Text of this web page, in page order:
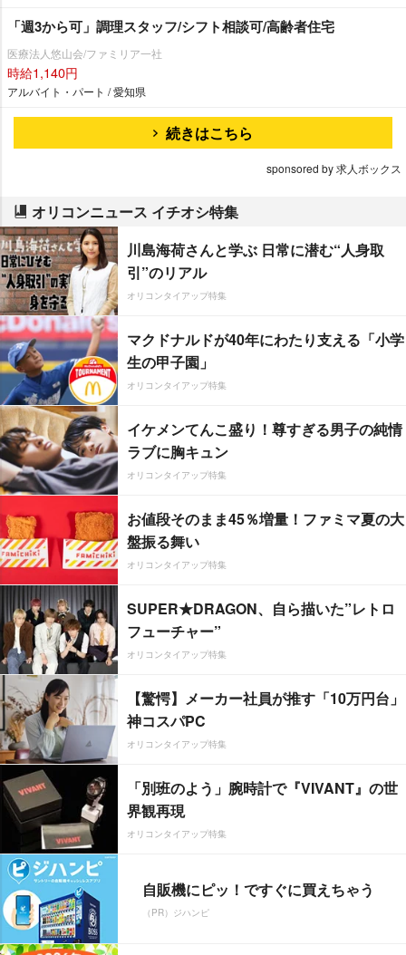
「週3から可」調理スタッフ/シフト相談可/高齢者住宅
医療法人悠山会/ファミリア一社
時給1,140円
アルバイト・パート / 愛知県
続きはこちら
sponsored by 求人ボックス
オリコンニュース イチオシ特集
川島海荷さんと学ぶ 日常に潜む“人身取
引”のリアル
オリコンタイアップ特集
マクドナルドが40年にわたり支える「小学
生の甲子園」
オリコンタイアップ特集
イケメンてんこ盛り！尊すぎる男子の純情
ラブに胸キュン
オリコンタイアップ特集
お値段そのまま45％増量！ファミマ夏の大
盤振る舞い
オリコンタイアップ特集
SUPER★DRAGON、自ら描いた”レトロ
フューチャー”
オリコンタイアップ特集
【驚愕】メーカー社員が推す「10万円台」
神コスパPC
オリコンタイアップ特集
「別班のよう」腕時計で『VIVANT』の世
界観再現
オリコンタイアップ特集
自販機にピッ！ですぐに買えちゃう
（PR）ジハンピ